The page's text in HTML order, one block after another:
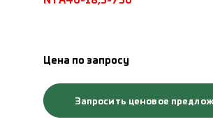
Цена по запросу
Запросить ценовое